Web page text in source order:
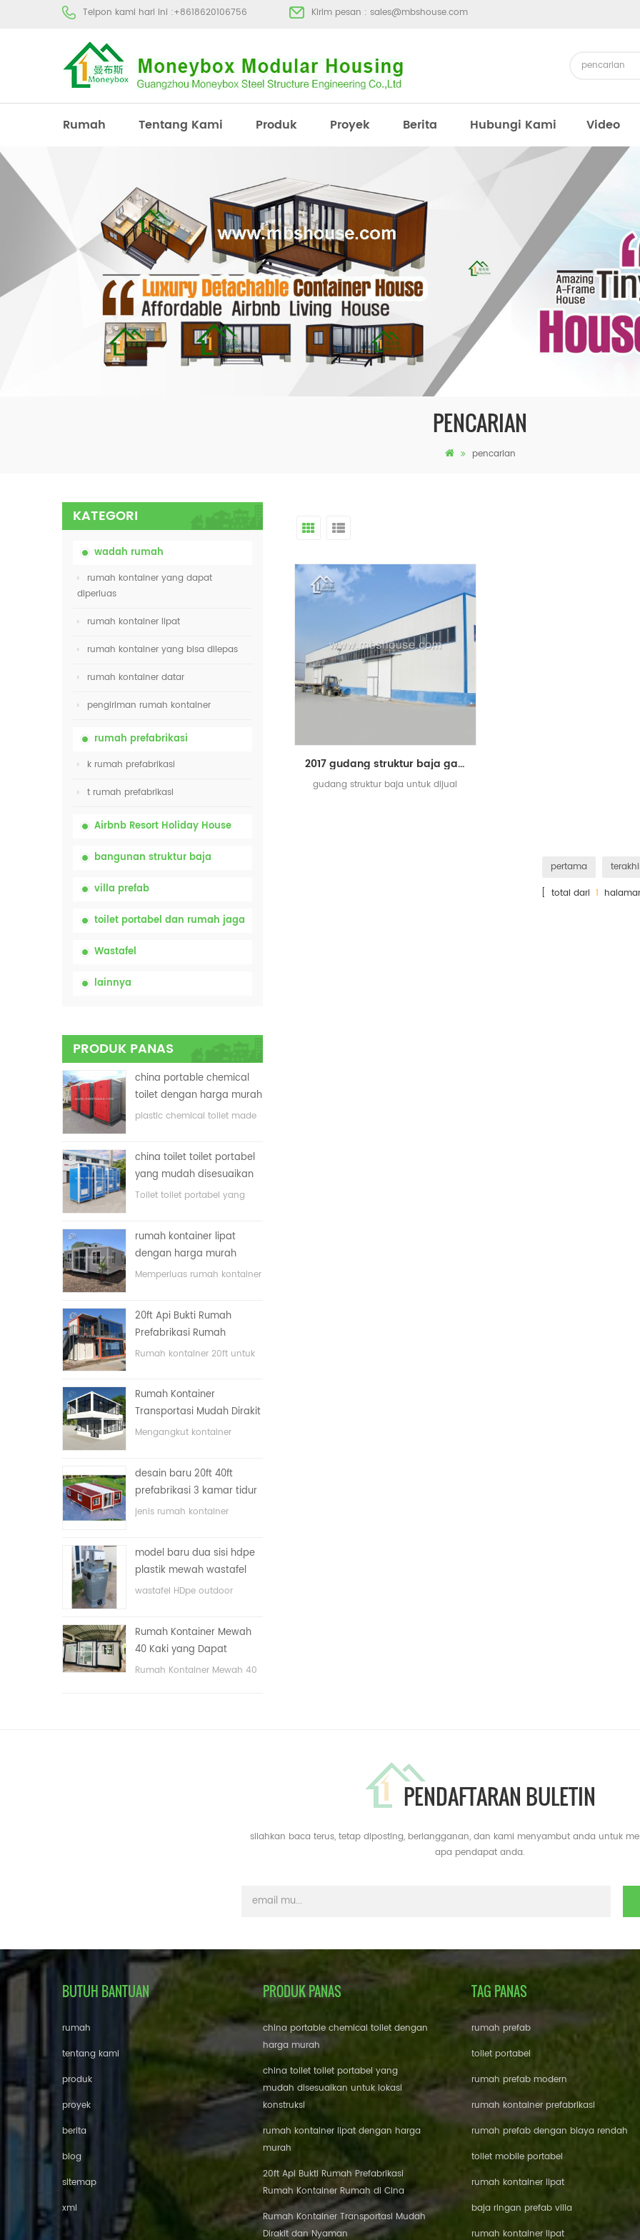
Telpon kami hari ini :+8618620106756 Kirim pesan : sales@mbshouse.com
Rumah Tentang Kami Produk Proyek Berita Hubungi Kami Video
PENCARIAN
pencarian
KATEGORI
wadah rumah
rumah kontainer yang dapat
diperluas
rumah kontainer lipat
rumah kontainer yang bisa dilepas
rumah kontainer datar
pengiriman rumah kontainer
rumah prefabrikasi
k rumah prefabrikasi
t rumah prefabrikasi
Airbnb Resort Holiday House
bangunan struktur baja
villa prefab
toilet portabel dan rumah jaga
Wastafel
lainnya
PRODUK PANAS
china portable chemical
toilet dengan harga murah
plastic chemical toilet made
china toilet toilet portabel
yang mudah disesuaikan
untuk lokasi konstruksi
Toilet toilet portabel yang
rumah kontainer lipat
dengan harga murah
Memperluas rumah kontainer
20ft Api Bukti Rumah
Prefabrikasi Rumah
Kontainer Rumah di Cina
Rumah kontainer 20ft untuk
Rumah Kontainer
Transportasi Mudah Dirakit
dan Nyaman
Mengangkut kontainer
desain baru 20ft 40ft
prefabrikasi 3 kamar tidur
rumah kontainer kecil
jenis rumah kontainer
kamar tidur, satu kamar
mandi dan dengan sistem
listrik.
model baru dua sisi hdpe
plastik mewah wastafel
kamar mandi umum
wastafel HDpe outdoor
nbsp;
Rumah Kontainer Mewah
40 Kaki yang Dapat
Diperluas Dengan Tiga
Rumah Kontainer Mewah 40
2017 gudang struktur baja gaya baru untuk dijual
gudang struktur baja untuk dijual
pertama
[ total dari 1
PENDAFTARAN BULETIN
silahkan baca terus, tetap diposting, berlangganan, dan kami menyambut anda untuk
apa pendapat anda.
BUTUH BANTUAN
rumah
tentang kami
produk
proyek
berita
blog
sitemap
xml
PRODUK PANAS
china portable chemical toilet dengan
harga murah
china toilet toilet portabel yang
mudah disesuaikan untuk lokasi
konstruksi
rumah kontainer lipat dengan harga
murah
20ft Api Bukti Rumah Prefabrikasi
Rumah Kontainer Rumah di Cina
Rumah Kontainer Transportasi Mudah
Dirakit dan Nyaman
TAG PANAS
rumah prefab
toilet portabel
rumah prefab modern
rumah kontainer prefabrikasi
rumah prefab dengan biaya rendah
toilet mobile portabel
rumah kontainer lipat
baja ringan prefab villa
rumah kontainer lipat